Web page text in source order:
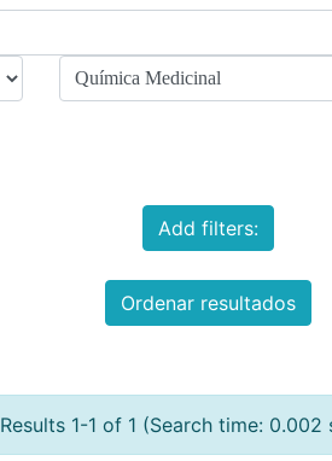
Add filters:
Ordenar resultados
Results 1-1 of 1 (Search time: 0.002